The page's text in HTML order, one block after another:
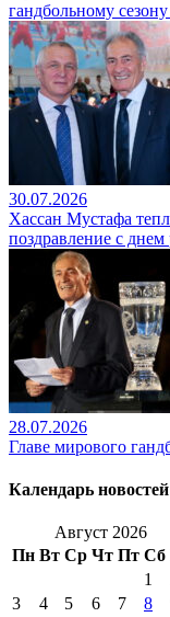
гандбольному
30.07.2026
Хассан Мустафа
поздравление с
28.07.2026
Главе мирового
Календарь новостей
Август 2026
Пн Вт Ср Чт Пт Сб
1
3
4 5 6 7 8